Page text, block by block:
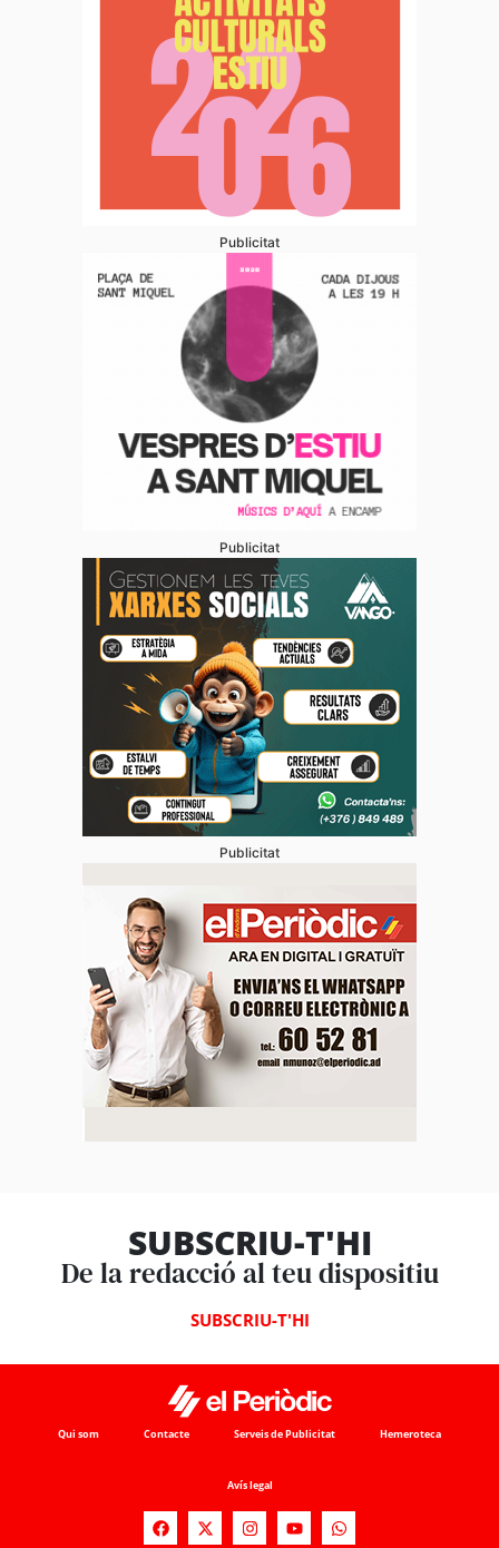
Publicitat
Publicitat
Publicitat
SUBSCRIU-T'HI
De la redacció al teu dispositiu
SUBSCRIU-T'HI
Qui som Contacte Serveis de Publicitat Hemeroteca
Avís legal